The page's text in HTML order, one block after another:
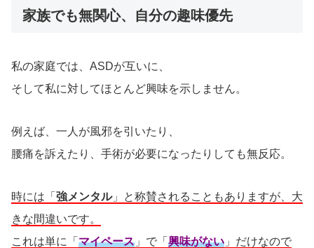
家族でも無関心、自分の趣味優先
私の家庭では、ASDが互いに、
そして私に対してほとんど興味を示しません。
例えば、一人が風邪を引いたり、
腰痛を訴えたり、手術が必要になったりしても無反応。
時には「 強メンタル」と称賛されることもありますが、大
きな間違いです。
これは単に「 マイペース 」で「 興味がない 」だけなので